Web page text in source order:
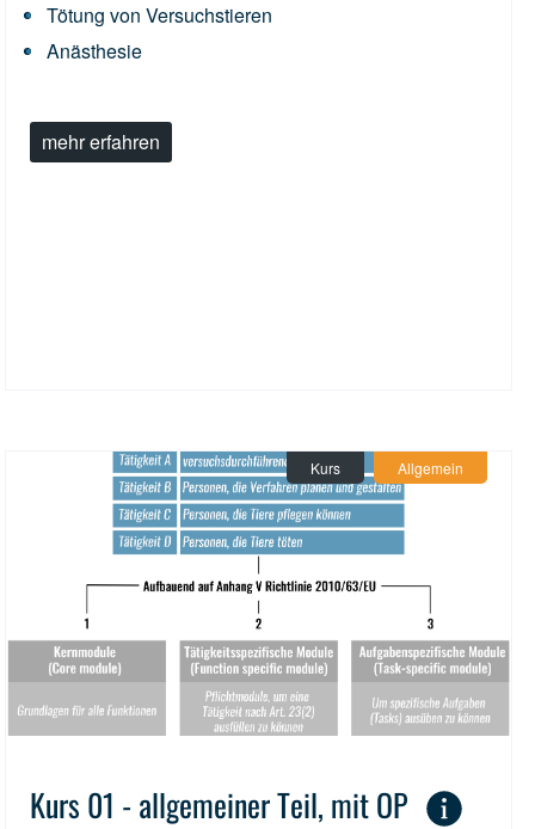
Tötung von Versuchstieren
Anästhesie
mehr erfahren
Kurs Allgemein
Kurs 01 - allgemeiner Teil, mit OP